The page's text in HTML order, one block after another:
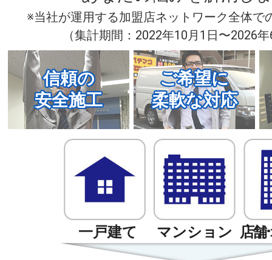
※当社が運用する加盟店ネットワーク全体で
（集計期間：2022年10月1日〜2026
信頼の
安全施工
ご希望に
柔軟な対応
一戸建て マンション 店舗